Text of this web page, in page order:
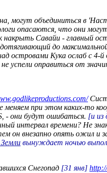
могут объединиться в
опасаются, что они
Савайи - главный
до
островами Кука ослаб с
успели оправиться от
при этом каких-то
- они будут ошибаться. [и из
интервал времени? Не
он внезапно опять ожил
вынуждает ночью
Снегопад [31 янв]